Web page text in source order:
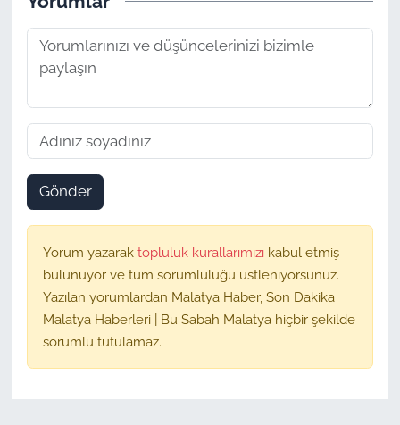
Gönder
Yorum yazarak topluluk kurallarımızı kabul etmiş
bulunuyor ve tüm sorumluluğu üstleniyorsunuz.
Yazılan yorumlardan Malatya Haber, Son Dakika
Malatya Haberleri | Bu Sabah Malatya hiçbir şekilde
sorumlu tutulamaz.